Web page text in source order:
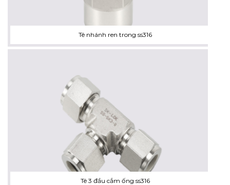
Tê nhánh ren trong ss316
Tê 3 đầu cắm ống ss316